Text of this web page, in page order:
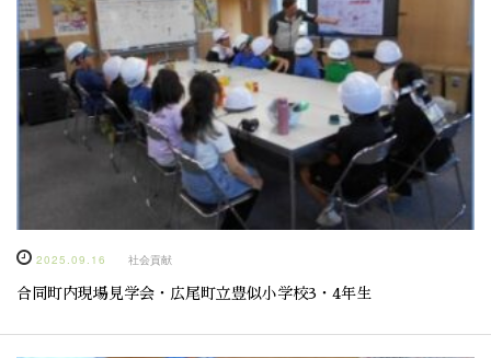
2025.09.16 社会貢献
合同町内現場見学会・広尾町立豊似小学校3・4年生